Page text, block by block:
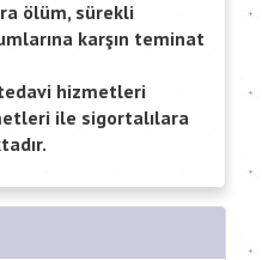
ölüm, sürekli
karşın teminat
hizmetleri
ile sigortalılara